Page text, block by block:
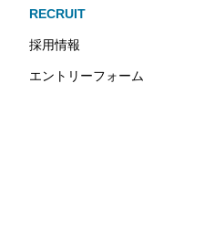
RECRUIT
採用情報
エントリーフォーム